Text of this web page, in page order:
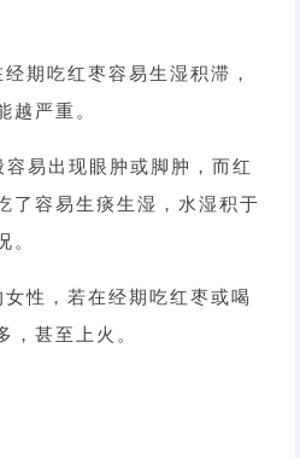
期吃红枣容易生湿积滞，
越严重。
容易出现眼肿或脚肿，而红
了容易生痰生湿，水湿积于
性，若在经期吃红枣或喝
，甚至上火。